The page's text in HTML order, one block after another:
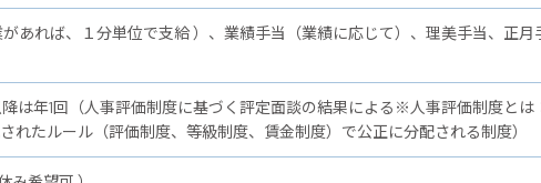
あれば、１分単位で支給 ）、業績手当（業績に応じて）、理美手当、正月
は年1回（人事評価制度に基づく評定面談の結果による※人事評価制度とは
れたルール（評価制度、等級制度、賃金制度）で公正に分配される制度）